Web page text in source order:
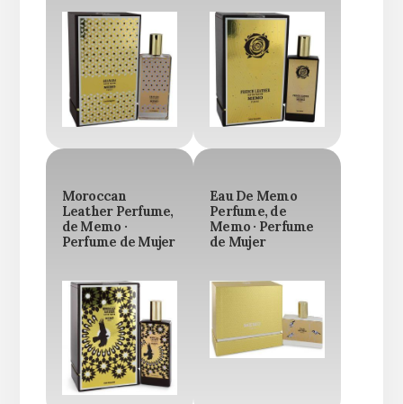
Moroccan
Leather Perfume,
de Memo ·
Perfume de Mujer
Eau De Memo
Perfume, de
Memo · Perfume
de Mujer